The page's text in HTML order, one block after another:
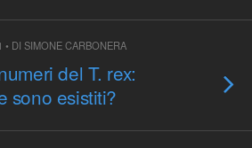
• DI SIMONE CARBONERA
del T. rex:
sono esistiti?